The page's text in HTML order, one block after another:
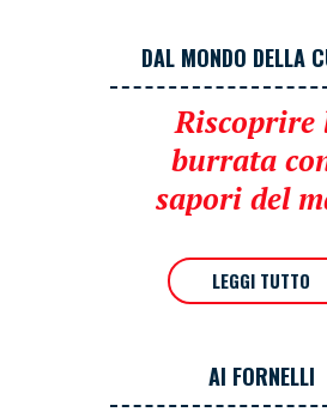
DAL MONDO DELLA
Riscoprire
burrata
sapori del
LEGGI TUTTO
AI FORNELLI